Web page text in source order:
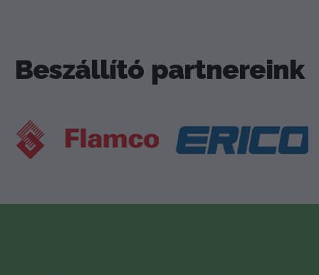
Beszállító partnereink